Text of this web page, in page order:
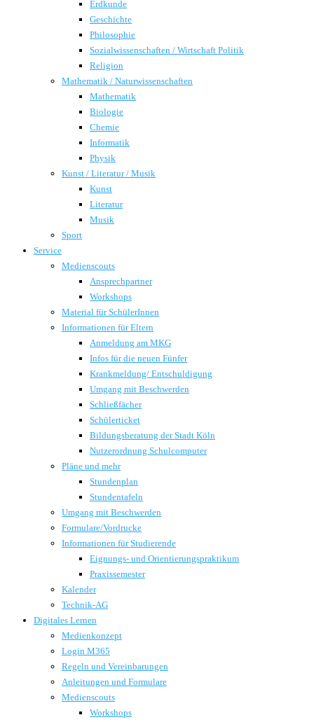
Erdkunde
Geschichte
Philosophie
Sozialwissenschaften / Wirtschaft Politik
Religion
Mathematik / Naturwissenschaften
Mathematik
Biologie
Chemie
Informatik
Physik
Kunst / Literatur / Musik
Kunst
Literatur
Musik
Sport
Service
Medienscouts
Ansprechpartner
Workshops
Material für SchülerInnen
Informationen für Eltern
Anmeldung am MKG
Infos für die neuen Fünfer
Krankmeldung/ Entschuldigung
Umgang mit Beschwerden
Schließfächer
Schülerticket
Bildungsberatung der Stadt Köln
Nutzerordnung Schulcomputer
Pläne und mehr
Stundenplan
Stundentafeln
Umgang mit Beschwerden
Formulare/Vordrucke
Informationen für Studierende
Eignungs- und Orientierungspraktikum
Praxissemester
Kalender
Technik-AG
Digitales Lernen
Medienkonzept
Login M365
Regeln und Vereinbarungen
Anleitungen und Formulare
Medienscouts
Workshops